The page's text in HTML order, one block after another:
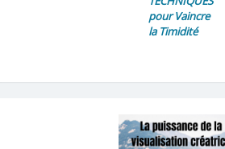
pour Vaincre
la Timidité